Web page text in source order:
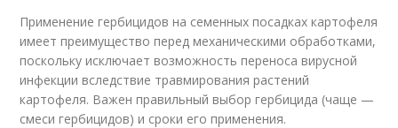
Применение гербицидов на семенных посадках картофеля
имеет преимущество перед механическими обработками,
поскольку исключает возможность переноса вирусной
инфекции вследствие травмирования растений
картофеля. Важен правильный выбор гербицида (чаще —
смеси гербицидов) и сроки его применения.